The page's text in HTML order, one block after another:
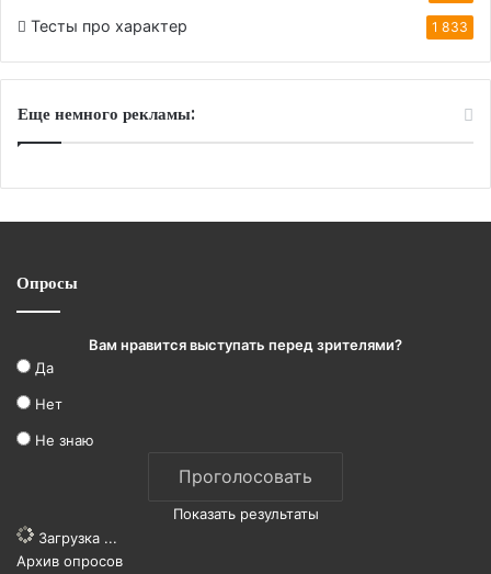
Тесты про характер 1 833
Еще немного рекламы:
Опросы
Вам нравится выступать перед зрителями?
Да
Нет
Не знаю
Показать результаты
Загрузка ...
Архив опросов